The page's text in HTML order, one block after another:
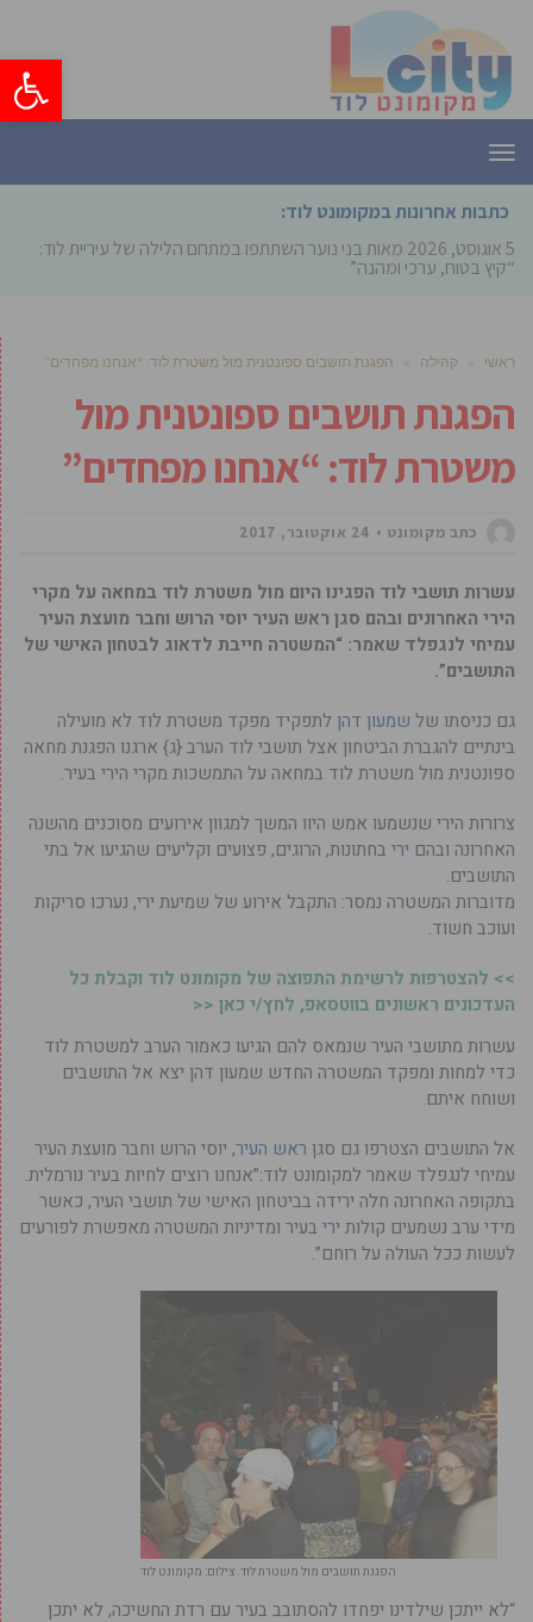
פתח
תפריט
כתבות אחרונות במקומונט לוד:
5 אוגוסט, 2026
מאות בני נוער השתתפו במתחם הלילה של עיריית לוד:
“קיץ בטוח, ערכי ומהנה”
ראשי » קהילה » הפגנת תושבים ספונטנית מול משטרת לוד: “אנחנו מפחדים”
הפגנת תושבים ספונטנית מול
משטרת לוד: “אנחנו מפחדים”
כתב מקומונט 24 אוקטובר, 2017
עשרות תושבי לוד הפגינו היום מול משטרת לוד במחאה על מקרי
הירי האחרונים ובהם סגן ראש העיר יוסי הרוש וחבר מועצת העיר
עמיחי לנגפלד שאמר: “המשטרה חייבת לדאוג לבטחון האישי של
התושבים”.
גם כניסתו של שמעון דהן לתפקיד מפקד משטרת לוד לא מועילה
בינתיים להגברת הביטחון אצל תושבי לוד הערב {ג} ארגנו הפגנת מחאה
ספונטנית מול משטרת לוד במחאה על התמשכות מקרי הירי בעיר.
צרורות הירי שנשמעו אמש היוו המשך למגוון אירועים מסוכנים מהשנה
האחרונה ובהם ירי בחתונות, הרוגים, פצועים וקליעים שהגיעו אל בתי
התושבים.
מדוברות המשטרה נמסר: התקבל אירוע של שמיעת ירי, נערכו סריקות
ועוכב חשוד.
>> להצטרפות לרשימת התפוצה של מקומונט לוד וקבלת כל
העדכונים ראשונים בווטסאפ, לחץ/י כאן <<
עשרות מתושבי העיר שנמאס להם הגיעו כאמור הערב למשטרת לוד
כדי למחות ומפקד המשטרה החדש שמעון דהן יצא אל התושבים
ושוחח איתם.
אל התושבים הצטרפו גם סגן ראש העיר, יוסי הרוש וחבר מועצת העיר
עמיחי לנגפלד שאמר למקומונט לוד:”אנחנו רוצים לחיות בעיר נורמלית.
בתקופה האחרונה חלה ירידה בביטחון האישי של תושבי העיר, כאשר
מידי ערב נשמעים קולות ירי בעיר ומדיניות המשטרה מאפשרת לפורעים
לעשות ככל העולה על רוחם”.
הפגנת תושבים מול משטרת לוד. צילום: מקומונט לוד
“לא ייתכן שילדינו יפחדו להסתובב בעיר עם רדת החשיכה, לא יתכן